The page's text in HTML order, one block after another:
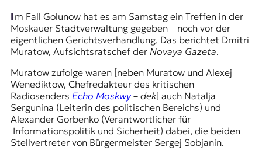
n
a
l
m
u
s
u
n
d
M
Im Fall Golunow hat es am Samstag ein Treffen in der
Moskauer Stadtverwaltung gegeben – noch vor der
eigentlichen Gerichtsverhandlung. Das berichtet Dmitri
Muratow, Aufsichtsratschef der Novaya Gazeta.
Muratow zufolge waren [neben Muratow und Alexej
Wenediktow, Chefredakteur des kritischen
Radiosenders Echo Moskwy– dek] auch Natalja
Sergunina (Leiterin des politischen Bereichs) und
Alexander Gorbenko (Verantwortlicher für
Informationspolitik und Sicherheit) dabei, die beiden
Stellvertreter von Bürgermeister Sergej Sobjanin.